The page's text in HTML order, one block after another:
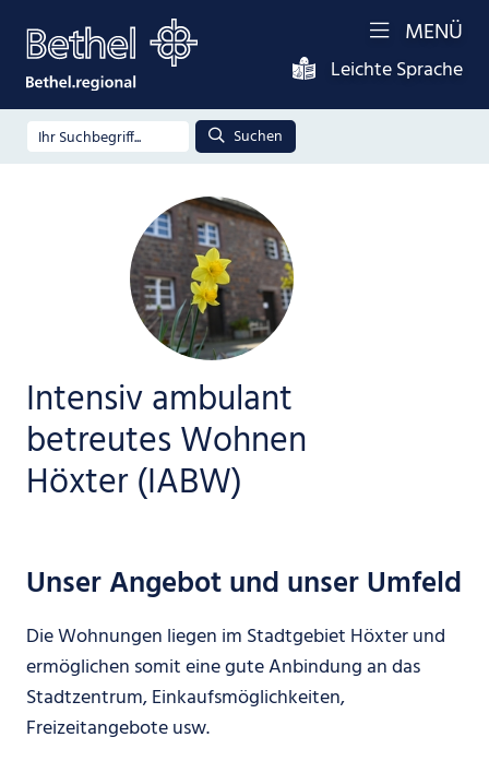
Leichte Sprache
MENÜ
Suchen
Intensiv ambulant
betreutes Wohnen
Höxter (IABW)
Unser Angebot und unser Umfeld
Die Wohnungen liegen im Stadtgebiet Höxter und
ermöglichen somit eine gute Anbindung an das
Stadtzentrum, Einkaufsmöglichkeiten,
Freizeitangebote usw.